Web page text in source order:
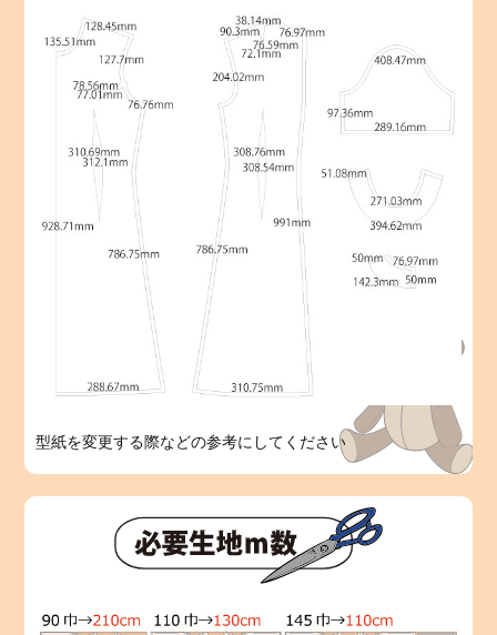
型紙を変更する際などの参考にしてください